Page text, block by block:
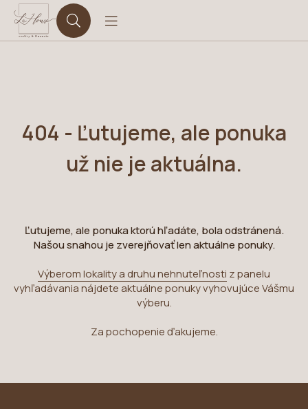
404 - Ľutujeme, ale ponuka
už nie je aktuálna.
Ľutujeme, ale ponuka ktorú hľadáte, bola odstránená.
Našou snahou je zverejňovať len aktuálne ponuky.
Výberom lokality a druhu nehnuteľnosti z panelu
vyhľadávania nájdete aktuálne ponuky vyhovujúce Vášmu
výberu.
Za pochopenie ďakujeme.